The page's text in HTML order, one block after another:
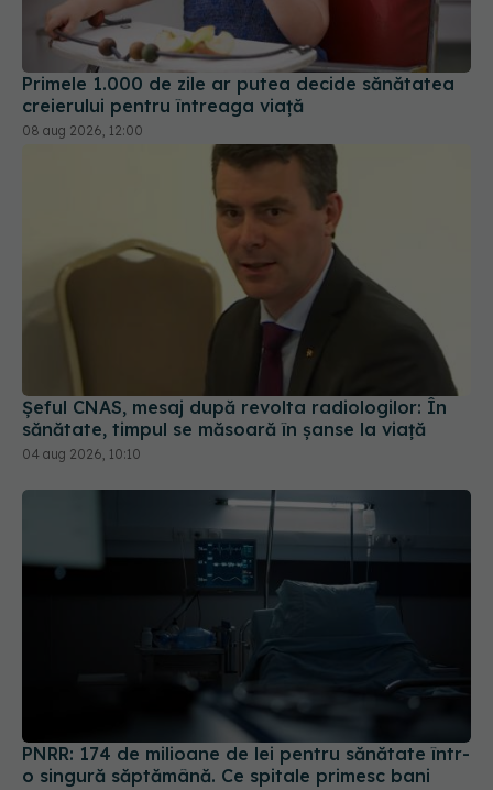
Primele 1.000 de zile ar putea decide sănătatea
creierului pentru întreaga viață
08 aug 2026, 12:00
Șeful CNAS, mesaj după revolta radiologilor: În
sănătate, timpul se măsoară în șanse la viață
04 aug 2026, 10:10
PNRR: 174 de milioane de lei pentru sănătate într-
o singură săptămână. Ce spitale primesc bani